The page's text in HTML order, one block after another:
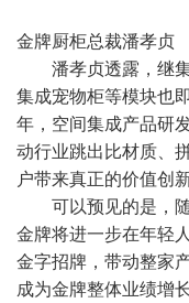
金牌厨柜总裁潘孝贞
潘孝贞透露，继
集成宠物柜等模块也
年，空间集成产品研
动行业跳出比材质、
户带来真正的价值创
可以预见的是，
金牌将进一步在年轻
金字招牌，带动整家
成为金牌整体业绩增